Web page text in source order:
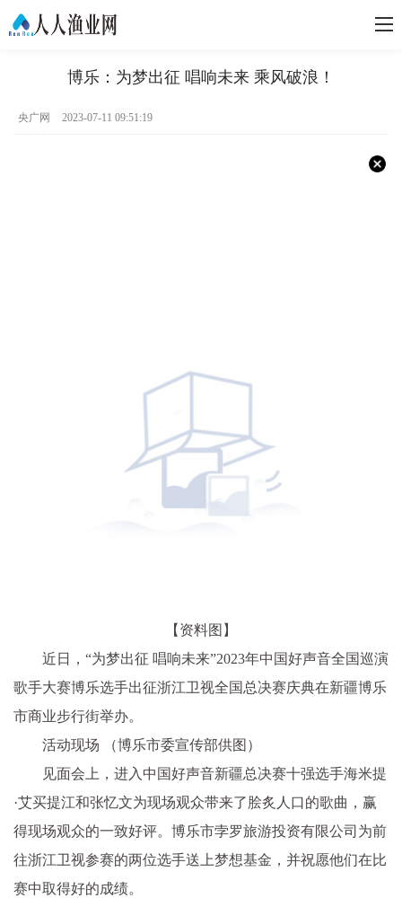
博乐：为梦出征 唱响未来 乘风破浪！
央广网 2023-07-11 09:51:19
【资料图】
近日，“为梦出征 唱响未来”2023年中国好声音全国巡演
歌手大赛博乐选手出征浙江卫视全国总决赛庆典在新疆博乐
市商业步行街举办。
活动现场 （博乐市委宣传部供图）
见面会上，进入中国好声音新疆总决赛十强选手海米提
·艾买提江和张忆文为现场观众带来了脍炙人口的歌曲，赢
得现场观众的一致好评。博乐市孛罗旅游投资有限公司为前
往浙江卫视参赛的两位选手送上梦想基金，并祝愿他们在比
赛中取得好的成绩。